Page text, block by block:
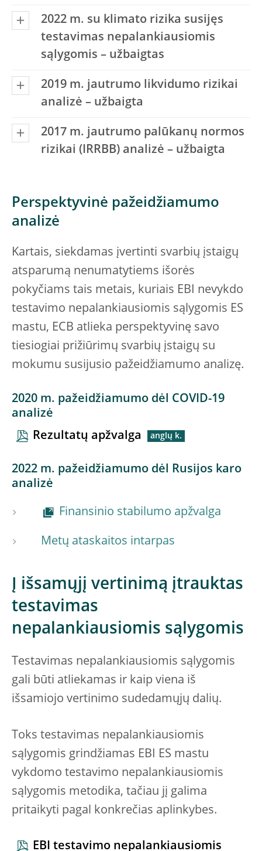
2022 m. su klimato rizika susijęs
testavimas nepalankiausiomis
sąlygomis – užbaigtas
2019 m. jautrumo likvidumo rizikai
analizė – užbaigta
2017 m. jautrumo palūkanų normos
rizikai (IRRBB) analizė – užbaigta
Perspektyvinė pažeidžiamumo
analizė
Kartais, siekdamas įvertinti svarbių įstaigų
atsparumą nenumatytiems išorės
pokyčiams tais metais, kuriais EBI nevykdo
testavimo nepalankiausiomis sąlygomis ES
mastu, ECB atlieka perspektyvinę savo
tiesiogiai prižiūrimų svarbių įstaigų su
mokumu susijusio pažeidžiamumo analizę.
2020 m. pažeidžiamumo dėl COVID-19
analizė
Rezultatų apžvalga
2022 m. pažeidžiamumo dėl Rusijos karo
analizė
Finansinio stabilumo apžvalga
Metų ataskaitos intarpas
Į išsamųjį vertinimą įtrauktas
testavimas
nepalankiausiomis sąlygomis
Testavimas nepalankiausiomis sąlygomis
gali būti atliekamas ir kaip viena iš
išsamiojo vertinimo sudedamųjų dalių.
Toks testavimas nepalankiausiomis
sąlygomis grindžiamas EBI ES mastu
vykdomo testavimo nepalankiausiomis
sąlygomis metodika, tačiau jį galima
pritaikyti pagal konkrečias aplinkybes.
EBI testavimo nepalankiausiomis